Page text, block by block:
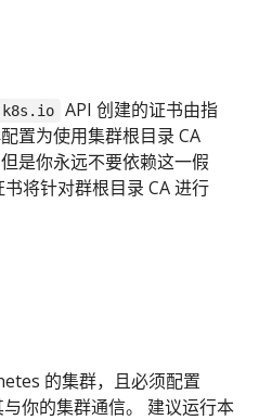
API 创建的证书由指
置为使用集群根目录 CA
是你永远不要依赖这一假
将针对群根目录 CA 进行
的集群，且必须配置
你的集群通信。 建议运行本